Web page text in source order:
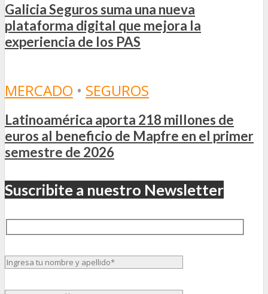
Galicia Seguros suma una nueva
plataforma digital que mejora la
experiencia de los PAS
MERCADO • SEGUROS
Latinoamérica aporta 218 millones de
euros al beneficio de Mapfre en el primer
semestre de 2026
Suscribite a nuestro Newsletter